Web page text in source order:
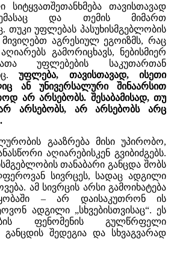
სიტყვათშეთანხმება თავისთავად
და თემის მიმართ
თუკი უფლებას პასუხისმგებლობის
მივიღებთ აგრესიულ ეგოიზმს, რაც
გამორიცხავს, ნებისმიერ
უფლებების საკუთართან
უფლება, თავისთავად, ისეთი
ან უნივერსალური შინაარსით
არ არსებობს. შესაბამისად, თუ
არსებობს, არ არსებობს არც
გააზრება მისი უპირობო,
აღიარებისკენ გვიბიძგებს.
თანაბარი განცდა შობს
სივრცეს, სადაც ადგილი
ამ სივრცის არსი გამოიხატება
– არ დაისაკუთრონ ის
ადგილი „სხვებისთვისაც“. ეს
ფენომენის გულწრფელი
განცდის შედეგია და სხვაგვარად